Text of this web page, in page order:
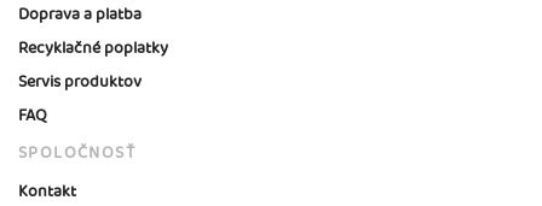
Doprava a platba
Recyklačné poplatky
Servis produktov
FAQ
SPOLOČNOSŤ
Kontakt